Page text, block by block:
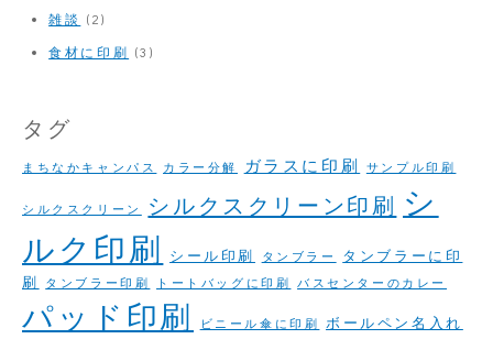
雑談 (2)
食材に印刷 (3)
タグ
まちなかキャンパス カラー分解 ガラスに印刷 サンプル印刷
シルクスクリーン シルクスクリーン印刷 シ
ルク印刷
シール印刷 タンブラー
タンブラーに印
刷
タンブラー印刷 トートバッグに印刷 バスセンターのカレー
パッド印刷 ビニール傘に印刷 ボールペン名入れ